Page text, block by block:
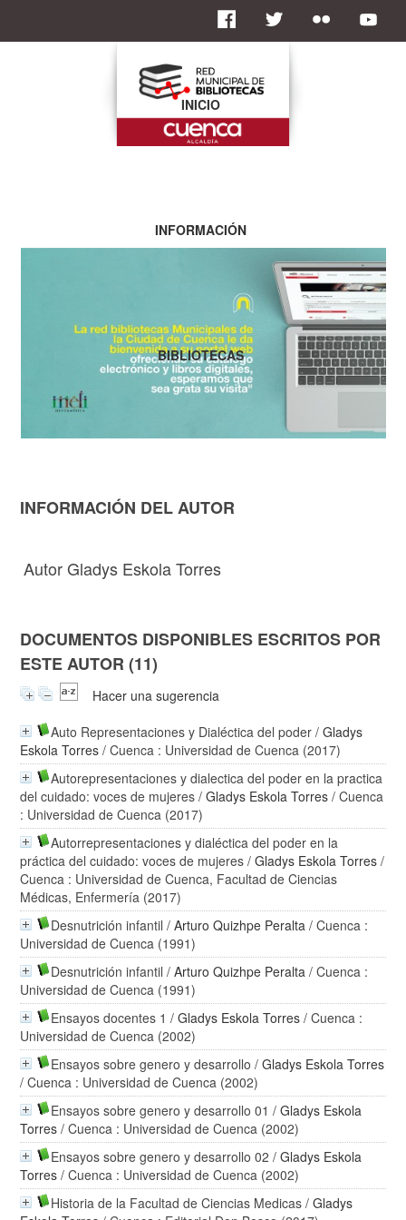
INFORMACIÓN DEL AUTOR
Autor Gladys Eskola Torres
DOCUMENTOS DISPONIBLES ESCRITOS POR
ESTE AUTOR (11)
Hacer una sugerencia
Auto Representaciones y Dialéctica del poder /Gladys
Eskola Torres / Cuenca : Universidad de Cuenca (2017)
Autorepresentaciones y dialectica del poder en la practica
del cuidado: voces de mujeres /Gladys Eskola Torres / Cuenca
: Universidad de Cuenca (2017)
Autorrepresentaciones y dialéctica del poder en la
práctica del cuidado: voces de mujeres /Gladys Eskola Torres /
Cuenca : Universidad de Cuenca, Facultad de Ciencias
Médicas, Enfermería (2017)
Desnutrición infantil /Arturo Quizhpe Peralta / Cuenca :
Universidad de Cuenca (1991)
Desnutrición infantil /Arturo Quizhpe Peralta / Cuenca :
Universidad de Cuenca (1991)
Ensayos docentes 1 /Gladys Eskola Torres / Cuenca :
Universidad de Cuenca (2002)
Ensayos sobre genero y desarrollo /Gladys Eskola Torres
/ Cuenca : Universidad de Cuenca (2002)
Ensayos sobre genero y desarrollo 01 /Gladys Eskola
Torres / Cuenca : Universidad de Cuenca (2002)
Ensayos sobre genero y desarrollo 02 /Gladys Eskola
Torres / Cuenca : Universidad de Cuenca (2002)
Historia de la Facultad de Ciencias Medicas /Gladys
INICIO
INFORMACIÓN
BIBLIOTECAS